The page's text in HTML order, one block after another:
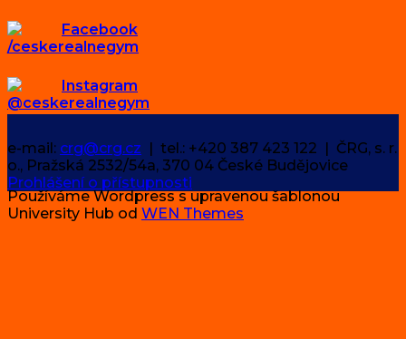
Facebook
/ceskerealnegym
Instagram
@ceskerealnegym
e-mail: crg@crg.cz | tel.: +420 387 423 122 | ČRG, s. r.
o., Pražská 2532/54a, 370 04 České Budějovice
Prohlášení o přístupnosti
Používáme Wordpress s upravenou šablonou
University Hub od WEN Themes